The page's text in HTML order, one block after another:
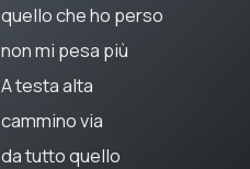
quello che ho perso
non mi pesa più
A testa alta
cammino via
da tutto quello